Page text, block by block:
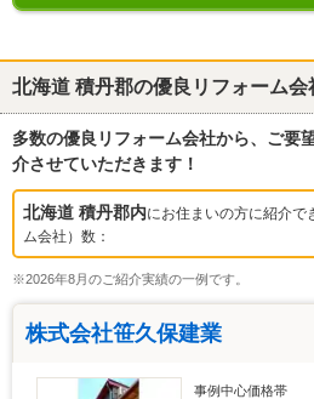
北海道 積丹郡の優良リフォーム会
多数の優良リフォーム会社から、ご要
介させていただきます！
北海道 積丹郡内にお住まいの方に紹介で
ム会社）数：
※2026年8月のご紹介実績の一例です。
株式会社笹久保建業
事例中心価格帯